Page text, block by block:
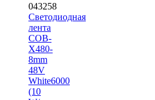
043258
Светодиодная
лента
COB-
X480-
8mm
48V
White6000
(10